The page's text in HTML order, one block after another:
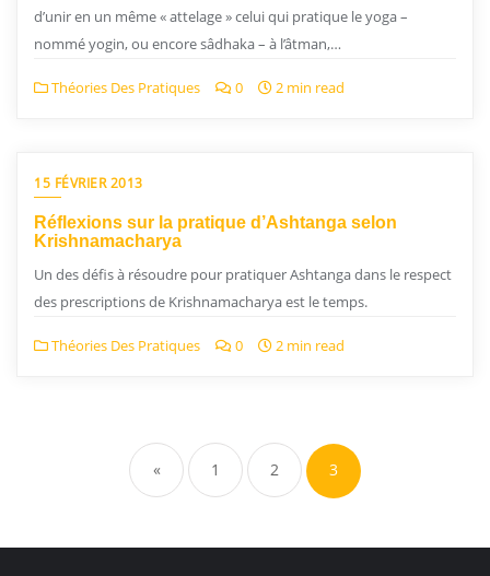
d’unir en un même « attelage » celui qui pratique le yoga –
nommé yogin, ou encore sâdhaka – à l’âtman,…
Théories Des Pratiques 0 2 min read
15 FÉVRIER 2013
Réflexions sur la pratique d’Ashtanga selon
Krishnamacharya
Un des défis à résoudre pour pratiquer Ashtanga dans le respect
des prescriptions de Krishnamacharya est le temps.
Théories Des Pratiques 0 2 min read
« 1 2 3